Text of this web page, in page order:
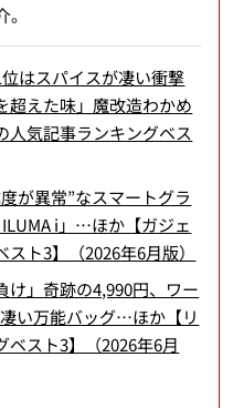
はスパイスが凄い衝撃
超えた味」魔改造わかめ
気記事ランキングベス
が異常”なスマートグラ
i」…ほか【ガジェ
ト3】（2026年6月版）
け」奇跡の4,990円、ワー
い万能バッグ…ほか【リ
ベスト3】（2026年6月